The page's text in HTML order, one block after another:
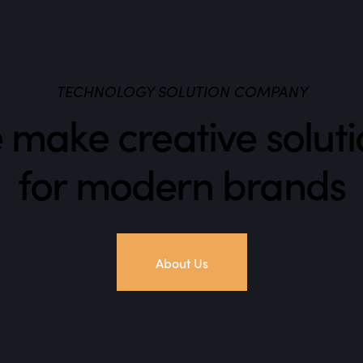
TECHNOLOGY SOLUTION COMPANY
make creative
for modern brands
About Us